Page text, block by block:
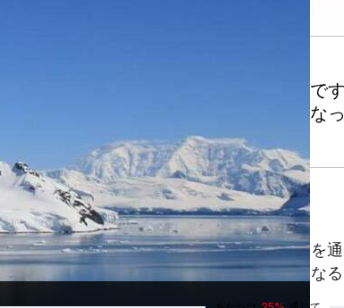
すく、頻繁に訪れられる地域の一つで
や探検クルーズの魅力的な目的地とな
する氷の形成で有名です。この狭い水路を
壮大な氷山は、一生忘れられない光景となる